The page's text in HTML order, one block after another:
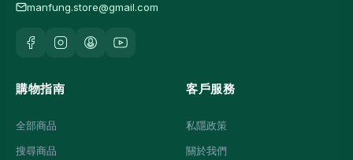
manfung.store@gmail.com
購物指南
全部商品
搜尋商品
客戶服務
私隱政策
關於我們